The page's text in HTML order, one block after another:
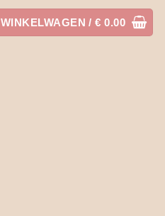
WINKELWAGEN /€ 0.00